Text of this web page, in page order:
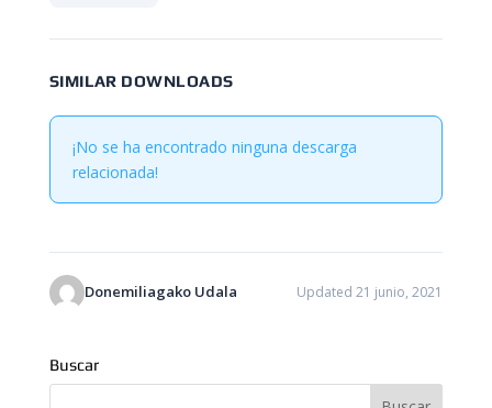
SIMILAR DOWNLOADS
¡No se ha encontrado ninguna descarga
relacionada!
Donemiliagako Udala Updated 21 junio, 2021
Buscar